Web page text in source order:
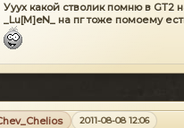
Ууух какой стволик помню в GT2
_Lu[M]eN_ на пг тоже помоему
ней EMP делает?
2011-08-08 12:06